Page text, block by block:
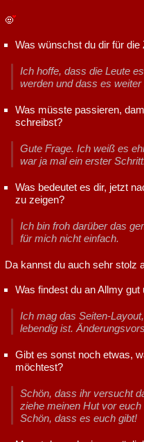
Was wünschst du dir für
Ich hoffe, dass die Leute
werden und dass es weiter
Was müsste passieren,
schreibst?
Gute Frage. Ich weiß es
war ja mal ein erster
Was bedeutet es dir, jetzt
zu zeigen?
Ich bin froh darüber das
für mich nicht einfach.
Da kannst du auch sehr stolz
Was findest du an Allmy
Ich mag das Seiten-
lebendig ist.
Gibt es sonst noch etwas,
möchtest?
Schön, dass ihr versucht
ziehe meinen Hut vor euch
Schön, dass es euch gibt!